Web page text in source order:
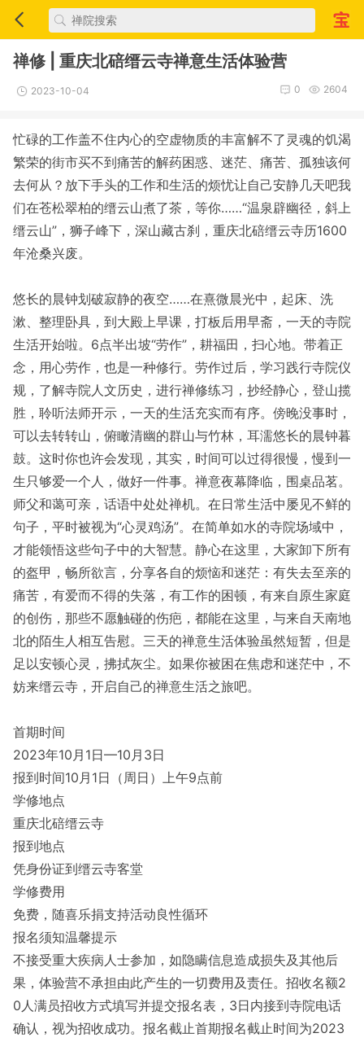
禅修 | 重庆北碚缙云寺禅意生活体验营
2023-10-04 2604
0
忙碌的工作盖不住内心的空虚物质的丰富解不了灵魂的饥渴
繁荣的街市买不到痛苦的解药困惑、迷茫、痛苦、孤独该何
去何从？放下手头的工作和生活的烦忧让自己安静几天吧我
们在苍松翠柏的缙云山煮了茶，等你……“温泉辟幽径，斜上
缙云山”，狮子峰下，深山藏古刹，重庆北碚缙云寺历1600
年沧桑兴废。
悠长的晨钟划破寂静的夜空……在熹微晨光中，起床、洗
漱、整理卧具，到大殿上早课，打板后用早斋，一天的寺院
生活开始啦。6点半出坡“劳作”，耕福田，扫心地。带着正
念，用心劳作，也是一种修行。劳作过后，学习践行寺院仪
规，了解寺院人文历史，进行禅修练习，抄经静心，登山揽
胜，聆听法师开示，一天的生活充实而有序。傍晚没事时，
可以去转转山，俯瞰清幽的群山与竹林，耳濡悠长的晨钟暮
鼓。这时你也许会发现，其实，时间可以过得很慢，慢到一
生只够爱一个人，做好一件事。禅意夜幕降临，围桌品茗。
师父和蔼可亲，话语中处处禅机。在日常生活中屡见不鲜的
句子，平时被视为“心灵鸡汤”。在简单如水的寺院场域中，
才能领悟这些句子中的大智慧。静心在这里，大家卸下所有
的盔甲，畅所欲言，分享各自的烦恼和迷茫：有失去至亲的
痛苦，有爱而不得的失落，有工作的困顿，有来自原生家庭
的创伤，那些不愿触碰的伤疤，都能在这里，与来自天南地
北的陌生人相互告慰。三天的禅意生活体验虽然短暂，但是
足以安顿心灵，拂拭灰尘。如果你被困在焦虑和迷茫中，不
妨来缙云寺，开启自己的禅意生活之旅吧。
首期时间
2023年10月1日—10月3日
报到时间10月1日（周日）上午9点前
学修地点
重庆北碚缙云寺
报到地点
凭身份证到缙云寺客堂
学修费用
免费，随喜乐捐支持活动良性循环
报名须知温馨提示
不接受重大疾病人士参加，如隐瞒信息造成损失及其他后
果，体验营不承担由此产生的一切费用及责任。招收名额2
0人满员招收方式填写并提交报名表，3日内接到寺院电话
确认，视为招收成功。报名截止首期报名截止时间为2023